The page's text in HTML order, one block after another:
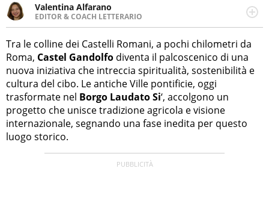
Valentina Alfarano
EDITOR & COACH LETTERARIO
Lavorare con le storie è la mia missione! Specializzata in
storytelling di viaggi, lavoro come editor di narrativa e
coach di scrittura creativa.
Tra le colline dei Castelli Romani, a pochi chilometri da
Roma, Castel Gandolfo diventa il palcoscenico di una
nuova iniziativa che intreccia spiritualità, sostenibilità e
cultura del cibo. Le antiche Ville pontificie, oggi
trasformate nel Borgo Laudato Si‘, accolgono un
progetto che unisce tradizione agricola e visione
internazionale, segnando una fase inedita per questo
luogo storico.